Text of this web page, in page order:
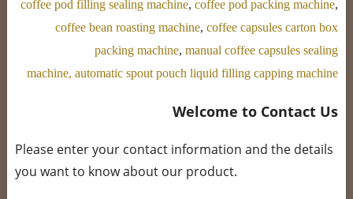
coffee pod filling sealing machine,coffee pod packing machine,
coffee bean roasting machine,coffee capsules carton box
packing machine,manual coffee capsules sealing
machine,automatic spout pouch liquid filling capping machine
Welcome to Contact Us
Please enter your contact information and the details
you want to know about our product.